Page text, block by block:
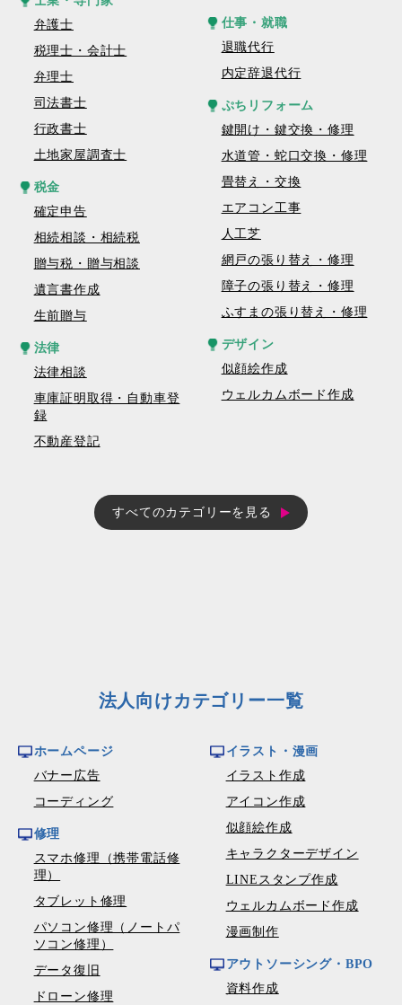
弁護士
税理士・会計士
弁理士
司法書士
行政書士
土地家屋調査士
税金
確定申告
相続相談・相続税
贈与税・贈与相談
遺言書作成
生前贈与
法律
法律相談
車庫証明取得・自動車登
録
不動産登記
仕事・就職
退職代行
内定辞退代行
ぷちリフォーム
鍵開け・鍵交換・修理
水道管・蛇口交換・修理
畳替え・交換
エアコン工事
人工芝
網戸の張り替え・修理
障子の張り替え・修理
ふすまの張り替え・修理
デザイン
似顔絵作成
ウェルカムボード作成
すべてのカテゴリーを見る
法人向けカテゴリー一覧
ホームページ
バナー広告
コーディング
修理
スマホ修理（携帯電話修
理）
タブレット修理
パソコン修理（ノートパ
ソコン修理）
データ復旧
ドローン修理
イラスト・漫画
イラスト作成
アイコン作成
似顔絵作成
キャラクターデザイン
LINEスタンプ作成
ウェルカムボード作成
漫画制作
アウトソーシング・BPO
資料作成